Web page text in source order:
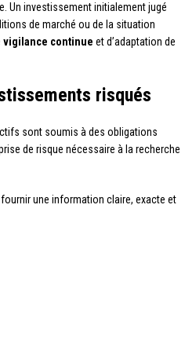
Un investissement initialement jugé
de marché ou de la situation
vigilance continue et d’adaptation de
risqués
sont soumis à des obligations
de risque nécessaire à la recherche
une information claire, exacte et